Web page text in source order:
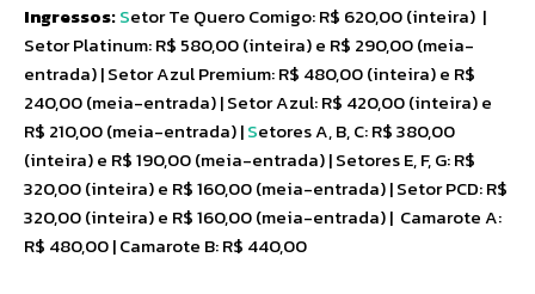
Ingressos:Setor Te Quero Comigo: R$ 620,00 (inteira) |
Setor Platinum: R$ 580,00 (inteira) e R$ 290,00 (meia-
entrada) | Setor Azul Premium: R$ 480,00 (inteira) e R$
240,00 (meia-entrada) | Setor Azul: R$ 420,00 (inteira) e
R$ 210,00 (meia-entrada) |Setores A, B, C: R$ 380,00
(inteira) e R$ 190,00 (meia-entrada) | Setores E, F, G: R$
320,00 (inteira) e R$ 160,00 (meia-entrada) | Setor PCD: R$
320,00 (inteira) e R$ 160,00 (meia-entrada) | Camarote A:
R$ 480,00 | Camarote B: R$ 440,00